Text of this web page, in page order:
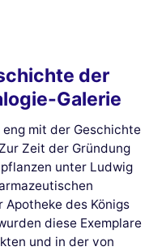
der
Galerie
mit der Geschichte
Zeit der Gründung
unter Ludwig
des Königs
diese Exemplare
und in der von